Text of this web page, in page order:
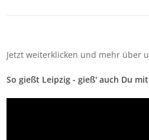
Jetzt weiterklicken und mehr über
So gießt Leipzig - gieß' auch Du